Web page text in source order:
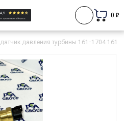
0 ₽
датчик давления турбины 161-1704